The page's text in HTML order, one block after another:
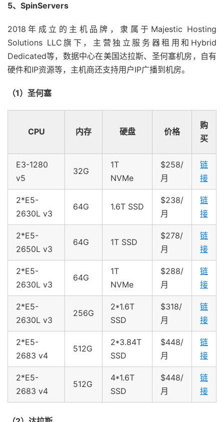
5、SpinServers
2018年成立的主机品牌，隶属于Majestic Hosting
Solutions LLC旗下，主营独立服务器租用和Hybrid
Dedicated等，数据中心在美国达拉斯、圣何塞机房，自有
硬件和IP资源等，主机商还支持用户IP广播到机房。
（1）圣何塞
CPU 内存 硬盘 价格
购
买
E3-1280
v5
32G
1T
NVMe
$258/
月
链
接
2*E5-
2630L v3
64G 1.6T SSD
$238/
月
链
接
2*E5-
2650L v3
64G 1T SSD
$278/
月
链
接
2*E5-
2630L v3
64G
1T
NVMe
$288/
月
链
接
2*E5-
2630L v3
256G
2*1.6T
SSD
$318/
月
链
接
2*E5-
2683 v4
512G
2*3.84T
SSD
$448/
月
链
接
2*E5-
2683 v4
512G
4*1.6T
SSD
$448/
月
链
接